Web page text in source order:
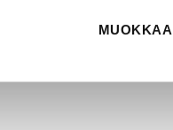
MUOKKAA